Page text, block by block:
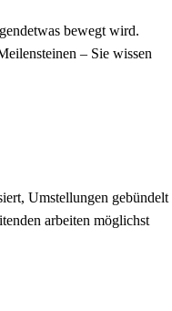
bewegt wird.
– Sie wissen
Umstellungen gebündelt
arbeiten möglichst